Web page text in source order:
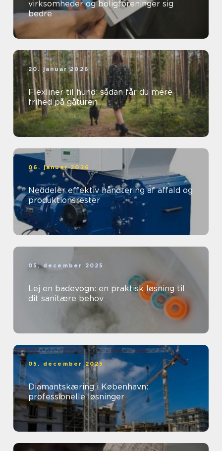
virksomheder og boligforeninger sig
bedre
20. januar 2026
Flexliner til hund: sådan får du mere
frihed på gåturen
06. januar 2026
Neddeler effektiv håndtering af affald og
produktionsrester
05. december 2025
Lej en badevogn: en praktisk løsning til
dit sanitære behov
05. december 2025
Diamantskæring i København:
professionelle løsninger